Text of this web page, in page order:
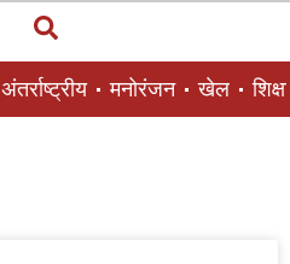
अंतर्राष्ट्रीय मनोरंजन खेल शिक्षा